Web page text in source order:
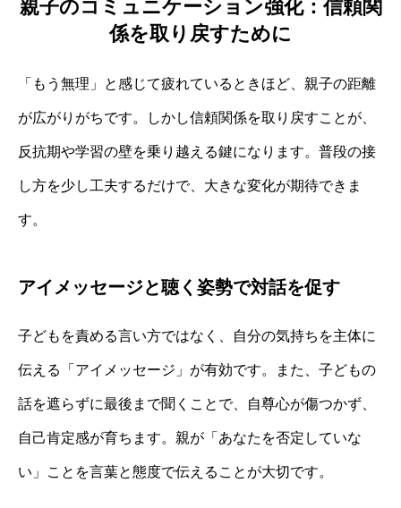
親子のコミュニケーション強化：信頼関
係を取り戻すために
「もう無理」と感じて疲れているときほど、親子の距離
が広がりがちです。しかし信頼関係を取り戻すことが、
反抗期や学習の壁を乗り越える鍵になります。普段の接
し方を少し工夫するだけで、大きな変化が期待できま
す。
アイメッセージと聴く姿勢で対話を促す
子どもを責める言い方ではなく、自分の気持ちを主体に
伝える「アイメッセージ」が有効です。また、子どもの
話を遮らずに最後まで聞くことで、自尊心が傷つかず、
自己肯定感が育ちます。親が「あなたを否定していな
い」ことを言葉と態度で伝えることが大切です。